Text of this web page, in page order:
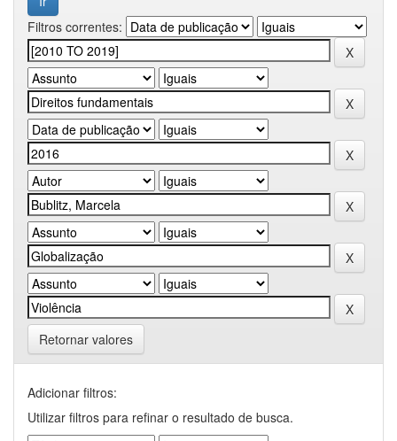
Filtros correntes:
Retornar valores
Adicionar filtros:
Utilizar filtros para refinar o resultado de busca.